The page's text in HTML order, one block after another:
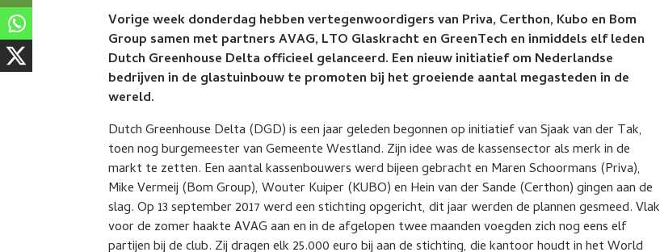
Vorige week donderdag hebben vertegenwoordigers van Priva, Certhon, Kubo en Bom
Group samen met partners AVAG, LTO Glaskracht en GreenTech en inmiddels elf leden
Dutch Greenhouse Delta officieel gelanceerd. Een nieuw initiatief om Nederlandse
bedrijven in de glastuinbouw te promoten bij het groeiende aantal megasteden in de
wereld.
Dutch Greenhouse Delta (DGD) is een jaar geleden begonnen op initiatief van Sjaak van der Tak,
toen nog burgemeester van Gemeente Westland. Zijn idee was de kassensector als merk in de
markt te zetten. Een aantal kassenbouwers werd bijeen gebracht en Maren Schoormans (Priva),
Mike Vermeij (Bom Group), Wouter Kuiper (KUBO) en Hein van der Sande (Certhon) gingen aan de
slag. Op 13 september 2017 werd een stichting opgericht, dit jaar werden de plannen gesmeed. Vlak
voor de zomer haakte AVAG aan en in de afgelopen twee maanden voegden zich nog eens elf
partijen bij de club. Zij dragen elk 25.000 euro bij aan de stichting, die kantoor houdt in het World